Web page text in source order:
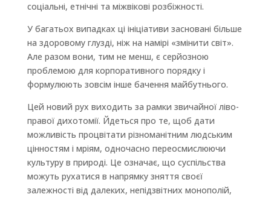
соціальні, етнічні та міжвікові розбіжності.
У багатьох випадках ці ініціативи засновані більше
на здоровому глузді, ніж на намірі «змінити світ».
Але разом вони, тим не менш, є серйозною
проблемою для корпоративного порядку і
формулюють зовсім інше бачення майбутнього.
Цей новий рух виходить за рамки звичайної ліво-
правої дихотомії. Йдеться про те, щоб дати
можливість процвітати різноманітним людським
цінностям і мріям, одночасно переосмислюючи
культуру в природі. Це означає, що суспільства
можуть рухатися в напрямку зняття своєї
залежності від далеких, непідзвітних монополій,